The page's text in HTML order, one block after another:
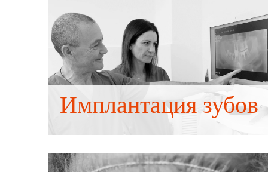
Имплантация зубов